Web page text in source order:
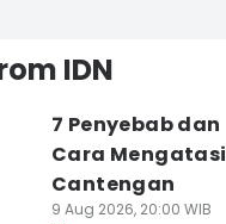
IDN
7 Penyebab dan
Cara Mengatasi
Cantengan
9 Aug 2026, 20:00 WIB